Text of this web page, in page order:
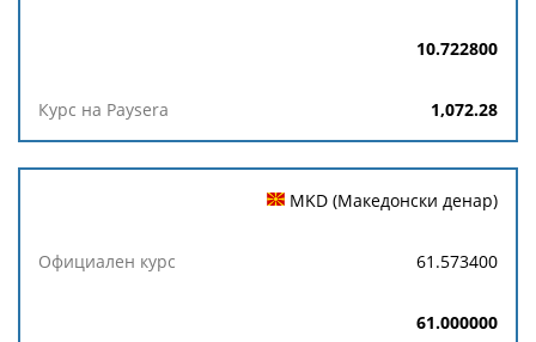
10.722800
1,072.28
MKD (Македонски денар)
61.573400
61.000000